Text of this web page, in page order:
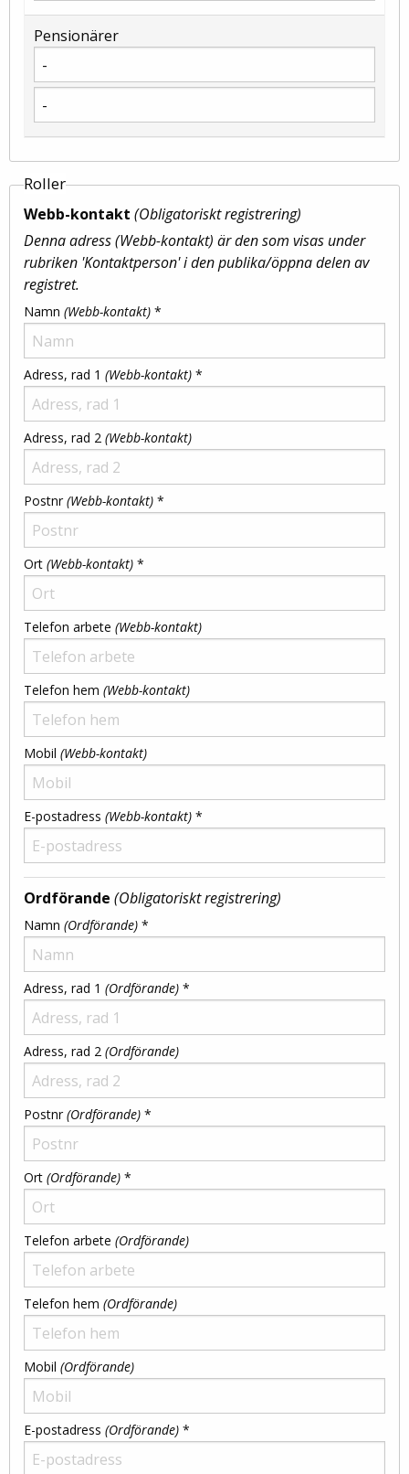
Pensionärer
Roller
Webb-kontakt (Obligatoriskt registrering)
Denna adress (Webb-kontakt) är den som visas under
rubriken 'Kontaktperson' i den publika/öppna delen av
registret.
Namn (Webb-kontakt) *
Adress, rad 1 (Webb-kontakt) *
Adress, rad 2 (Webb-kontakt)
Postnr(Webb-kontakt) *
Ort (Webb-kontakt) *
Telefon arbete (Webb-kontakt)
Telefon hem (Webb-kontakt)
Mobil (Webb-kontakt)
E-postadress (Webb-kontakt) *
Ordförande (Obligatoriskt registrering)
Namn (Ordförande) *
Adress, rad 1 (Ordförande) *
Adress, rad 2 (Ordförande)
Postnr(Ordförande) *
Ort (Ordförande) *
Telefon arbete (Ordförande)
Telefon hem (Ordförande)
Mobil (Ordförande)
E-postadress (Ordförande) *